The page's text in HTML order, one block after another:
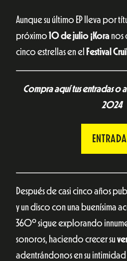
Aunque su último EP lleva por
próximo 10 de julio ¡Kora nos
cinco estrellas en el Festival
Compra aquí tus entradas o
2024
Después de casi cinco años
y un disco con una buenísima
360º sigue explorando
sonoros, haciendo crecer su
adentrándonos en su